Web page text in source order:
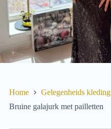
Home Gelegenheids­ kleding
Bruine galajurk met pailletten